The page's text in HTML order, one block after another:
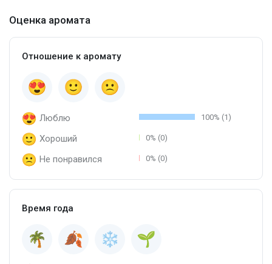
Оценка аромата
Отношение к аромату
Люблю 100% (1)
Хороший 0% (0)
Не понравился 0% (0)
Время года